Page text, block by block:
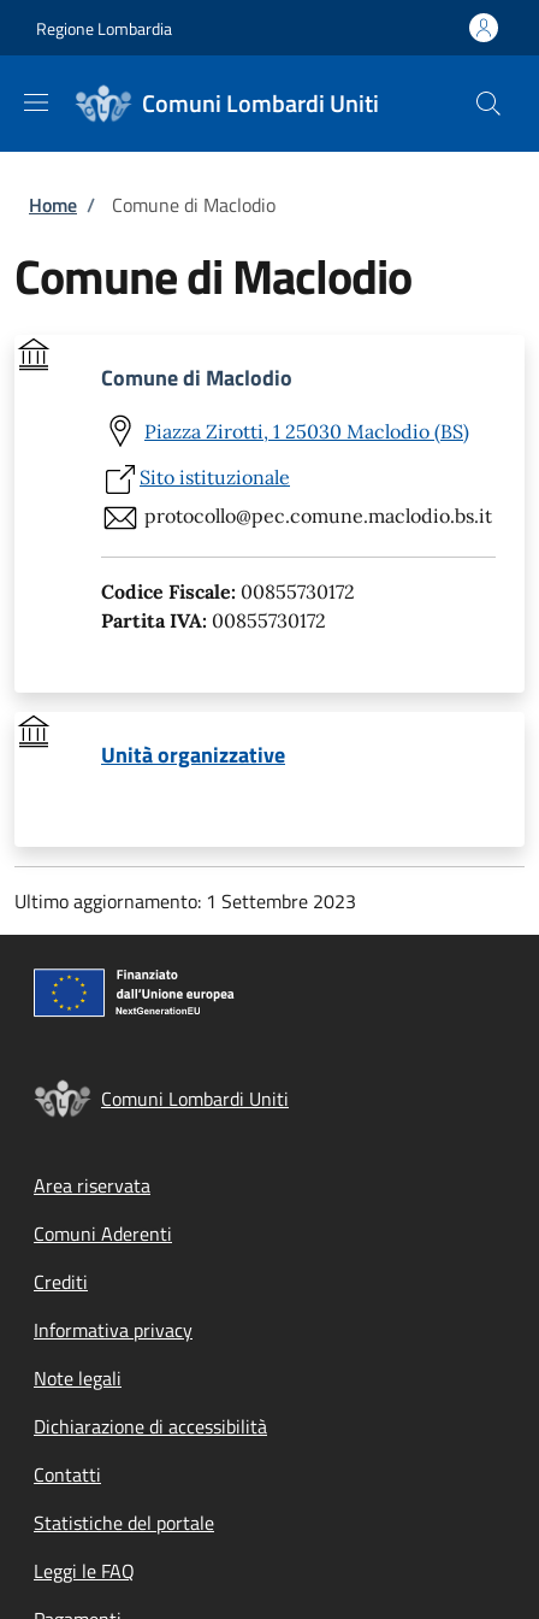
Regione Lombardia
Comuni Lombardi Uniti
Briciole di pane
Home / Comune di Maclodio
Comune di Maclodio
Comune di Maclodio
Piazza Zirotti, 1 25030 Maclodio (BS)
Sito istituzionale
protocollo@pec.comune.maclodio.bs.it
Codice Fiscale: 00855730172
Partita IVA: 00855730172
Unità organizzative
Ultimo aggiornamento: 1 Settembre 2023
Comuni Lombardi Uniti
Footer menu
Area riservata
Comuni Aderenti
Crediti
Informativa privacy
Note legali
Dichiarazione di accessibilità
Contatti
Statistiche del portale
Leggi le FAQ